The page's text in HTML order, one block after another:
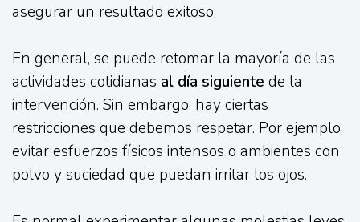
asegurar un resultado exitoso.
En general, se puede retomar la mayoría de las
actividades cotidianas al día siguiente de la
intervención. Sin embargo, hay ciertas
restricciones que debemos respetar. Por ejemplo,
evitar esfuerzos físicos intensos o ambientes con
polvo y suciedad que puedan irritar los ojos.